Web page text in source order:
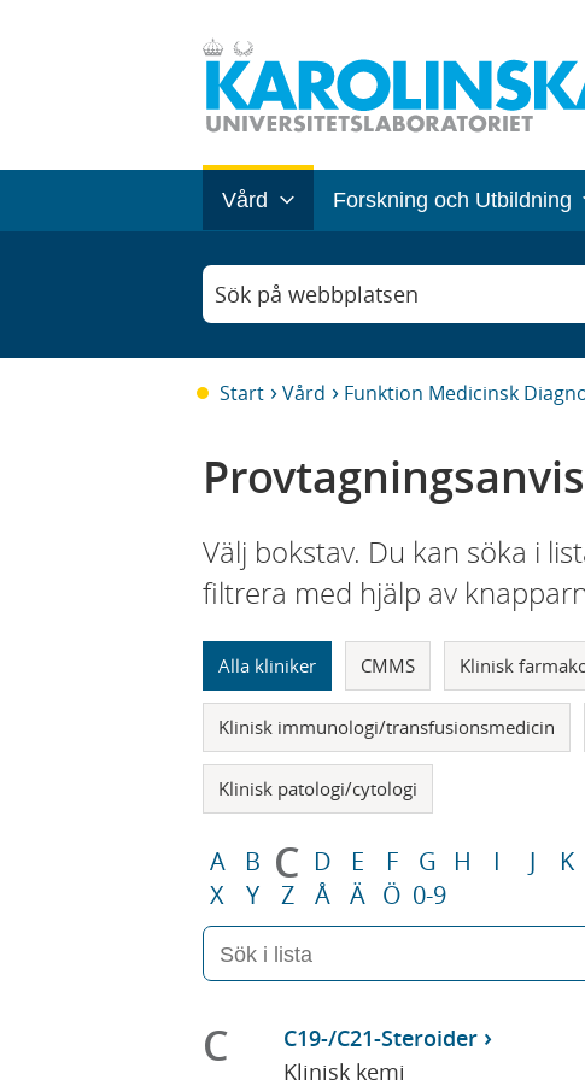
Vård Forskning och Utbildning
Sök på webbplatsen
Start Vård Funktion Medicinsk
Välj bokstav. Du kan söka i
filtrera med hjälp av
Alla kliniker CMMS Klinisk
Klinisk immunologi/transfusionsmedicin
Klinisk patologi/cytologi
A B C D E F G H I J K
X
Y Z Å Ä Ö 0-9
C
C19-/C21-Steroider
Klinisk kemi